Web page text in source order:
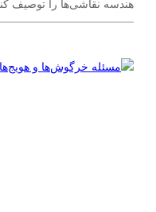
هندسه نقاشی‌ها را توصیف